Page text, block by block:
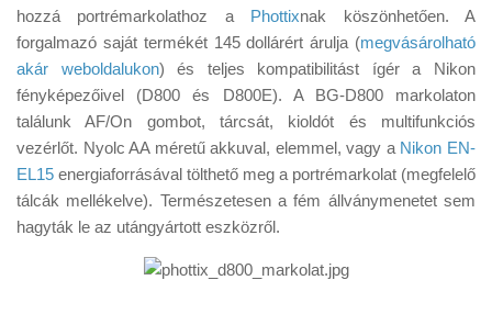
Tanácsok
Érdekességek
Helyszíni Riport
E-BB
hozzá portrémarkolathoz a Phottixnak köszönhetően. A
forgalmazó saját termékét 145 dollárért árulja (megvásárolható
akár weboldalukon) és teljes kompatibilitást ígér a Nikon
fényképezőivel (D800 és D800E). A BG-D800 markolaton
találunk AF/On gombot, tárcsát, kioldót és multifunkciós
vezérlőt. Nyolc AA méretű akkuval, elemmel, vagy a Nikon EN-
EL15 energiaforrásával tölthető meg a portrémarkolat (megfelelő
tálcák mellékelve). Természetesen a fém állványmenetet sem
hagyták le az utángyártott eszközről.